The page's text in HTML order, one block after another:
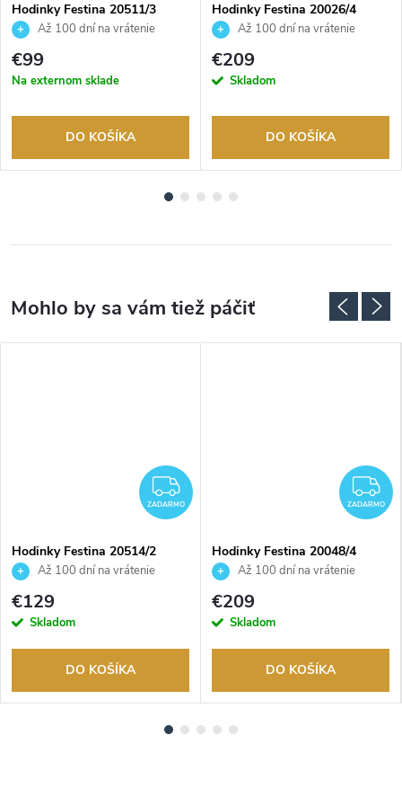
Hodinky Festina 20511/3
Až 100 dní na vrátenie
tovaru. Autorizovaný predajca.
€99
Na externom sklade
DO KOŠÍKA
Hodinky Festina 20026/4
Až 100 dní na vrátenie
tovaru. Autorizovaný predajca.
€209
Skladom
DO KOŠÍKA
ZADARMO
ZADARMO
Hodinky Festina 20514/2
Až 100 dní na vrátenie
tovaru. Autorizovaný predajca.
€129
Skladom
DO KOŠÍKA
ZADARMO
Hodinky Festina 20048/4
Až 100 dní na vrátenie
tovaru. Autorizovaný predajca.
€209
Skladom
DO KOŠÍKA